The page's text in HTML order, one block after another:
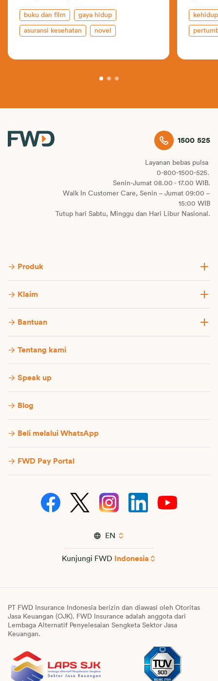
buku dan film gaya hidup
asuransi kesehatan novel
1500 525
Layanan bebas pulsa
0-800-1500-525.
Senin-Jumat 08.00 - 17.00 WIB.
Walk In Customer Care, Senin – Jumat 09:00 –
15:00 WIB
Tutup hari Sabtu, Minggu dan Hari Libur Nasional.
Produk
Klaim
Bantuan
Tentang kami
Speak up
Blog
Beli melalui WhatsApp
FWD Pay Portal
EN
Kunjungi FWD Indonesia
PT FWD Insurance Indonesia berizin dan diawasi oleh Otoritas
Jasa Keuangan (OJK). FWD Insurance adalah anggota dari
Lembaga Alternatif Penyelesaian Sengketa Sektor Jasa
Keuangan.